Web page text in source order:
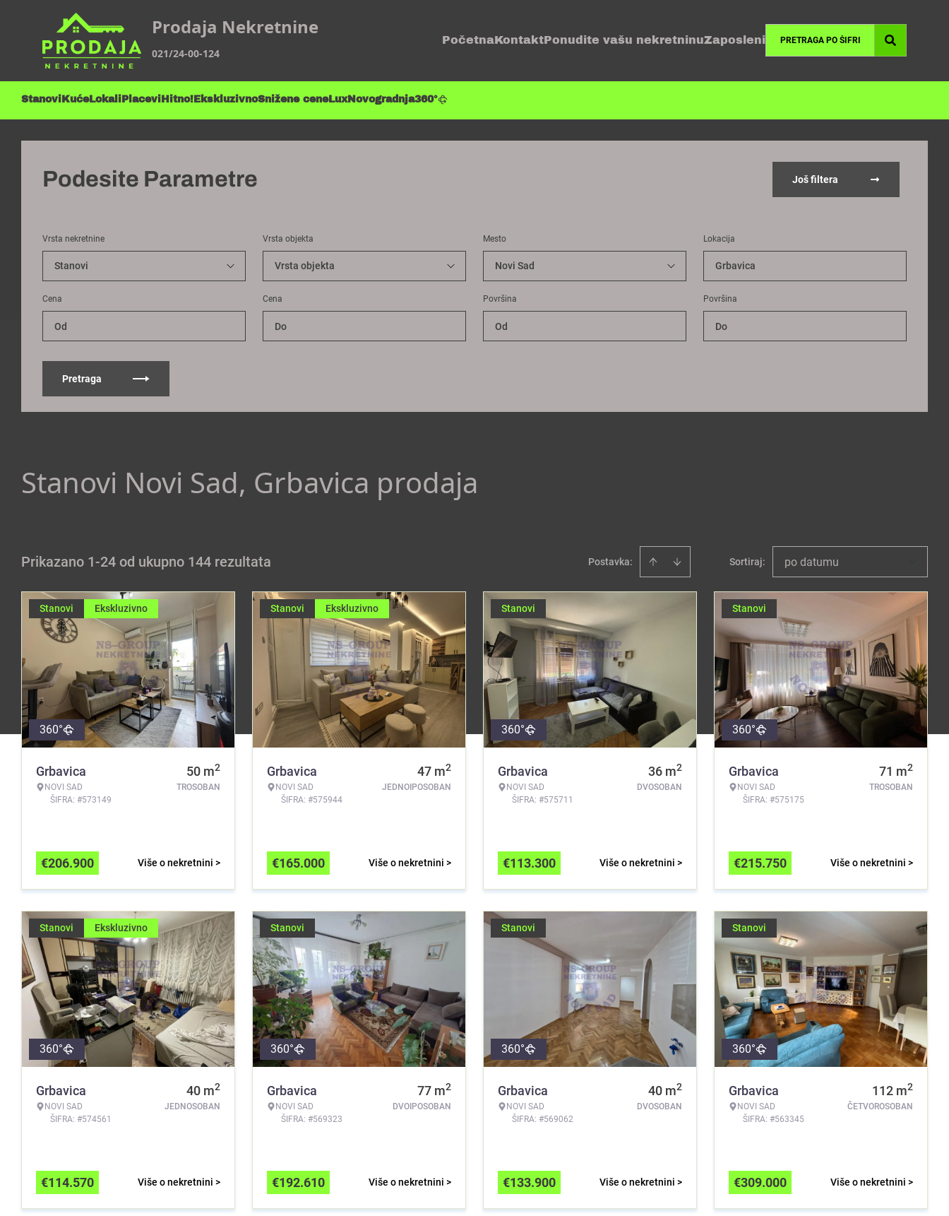
Prodaja Nekretnine
021/24-00-124
Početna Kontakt Ponudite vašu nekretninuZaposleni
Stanovi KućeLokali Placevi Hitno! EkskluzivnoSnižene ceneLuxNovogradnja360°
Podesite Parametre Još filtera
Vrsta nekretnine Vrsta objekta Mesto Lokacija
Grbavica
Cena Cena Površina Površina
Pretraga
Stanovi Novi Sad, Grbavica prodaja
Prikazano 1-24 od ukupno 144 rezultata Postavka: Sortiraj: po datumu
Stanovi Ekskluzivno
360°
Grbavica
NOVI SAD
ŠIFRA: #573149
50 m2
TROSOBAN
Više o nekretnini >
€206.900
Stanovi Ekskluzivno
Grbavica
NOVI SAD
ŠIFRA: #575944
47 m2
JEDNOIPOSOBAN
Više o nekretnini >
€165.000
Stanovi
360°
Grbavica
NOVI SAD
ŠIFRA: #575711
36 m2
DVOSOBAN
Više o nekretnini >
€113.300
Stanovi
360°
Grbavica
NOVI SAD
ŠIFRA: #575175
71 m2
TROSOBAN
Više o nekretnini >
€215.750
Stanovi Ekskluzivno
360°
Grbavica
NOVI SAD
ŠIFRA: #574561
40 m2
JEDNOSOBAN
Više o nekretnini >
€114.570
Stanovi
360°
Grbavica
NOVI SAD
ŠIFRA: #569323
77 m2
DVOIPOSOBAN
Više o nekretnini >
€192.610
Stanovi
360°
Grbavica
NOVI SAD
ŠIFRA: #569062
40 m2
DVOSOBAN
Više o nekretnini >
€133.900
Stanovi
360°
Grbavica
NOVI SAD
ŠIFRA: #563345
112 m2
ČETVOROSOBAN
Više o nekretnini >
€309.000